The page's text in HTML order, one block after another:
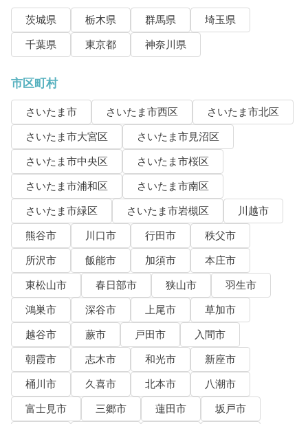
茨城県 栃木県 群馬県
埼玉県
千葉県
東京都 神奈川県
市区町村
さいたま市 さいたま市西区
さいたま市北区
さいたま市大宮区
さいたま市見沼区
さいたま市中央区
さいたま市桜区
さいたま市浦和区
さいたま市南区
さいたま市緑区
さいたま市岩槻区
川越市
熊谷市
川口市 行田市
秩父市
所沢市
飯能市 加須市
本庄市
東松山市
春日部市 狭山市
羽生市
鴻巣市
深谷市 上尾市
草加市
越谷市
蕨市 戸田市
入間市
朝霞市
志木市 和光市
新座市
桶川市
久喜市 北本市
八潮市
富士見市
三郷市 蓮田市
坂戸市